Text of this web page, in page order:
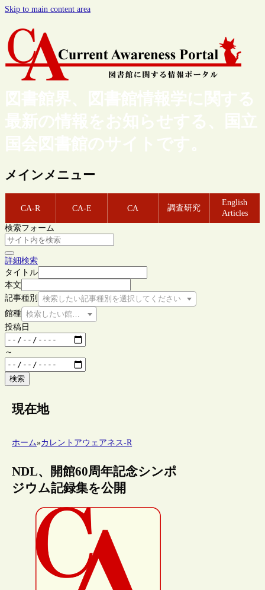
Skip to main content area
図書館界、図書館情報学に関する
最新の情報をお知らせする、国立
国会図書館のサイトです。
メインメニュー
CA-R CA-E CA 調査研究
English
Articles
検索フォーム
詳細検索
タイトル
本文
記事種別
検索したい記事種別を選択してください
館種 検索したい館種を選択してください
投稿日
～
検索
現在地
ホーム»カレントアウェアネス-R
NDL、開館60周年記念シンポ
ジウム記録集を公開